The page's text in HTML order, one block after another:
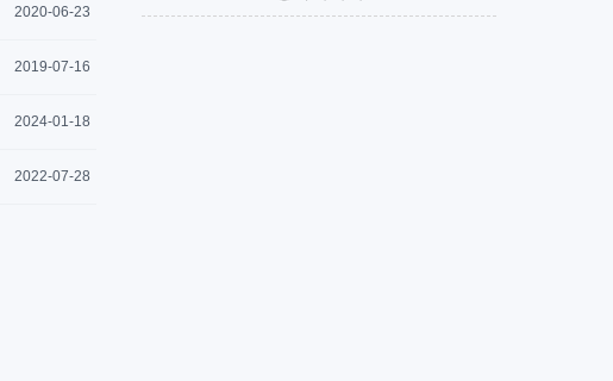
2020-06-23
2019-07-16
2024-01-18
2022-07-28